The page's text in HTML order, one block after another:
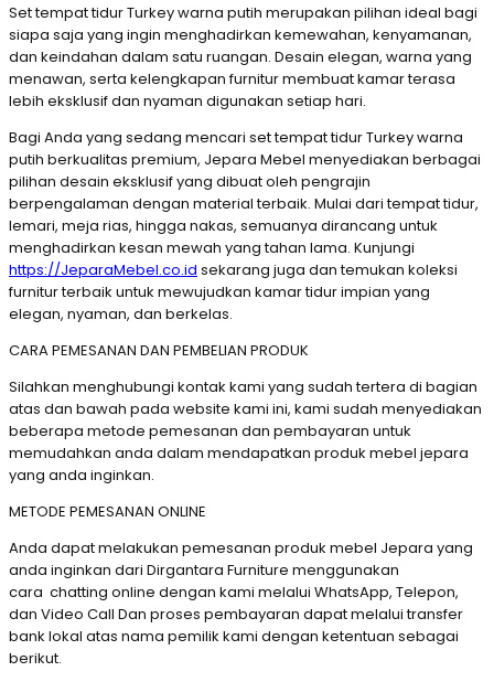
Set tempat tidur Turkey warna putih merupakan pilihan ideal bagi
siapa saja yang ingin menghadirkan kemewahan, kenyamanan,
dan keindahan dalam satu ruangan. Desain elegan, warna yang
menawan, serta kelengkapan furnitur membuat kamar terasa
lebih eksklusif dan nyaman digunakan setiap hari.
Bagi Anda yang sedang mencari set tempat tidur Turkey warna
putih berkualitas premium, Jepara Mebel menyediakan berbagai
pilihan desain eksklusif yang dibuat oleh pengrajin
berpengalaman dengan material terbaik. Mulai dari tempat tidur,
lemari, meja rias, hingga nakas, semuanya dirancang untuk
menghadirkan kesan mewah yang tahan lama. Kunjungi
https://JeparaMebel.co.id sekarang juga dan temukan koleksi
furnitur terbaik untuk mewujudkan kamar tidur impian yang
elegan, nyaman, dan berkelas.
CARA PEMESANAN DAN PEMBELIAN PRODUK
Silahkan menghubungi kontak kami yang sudah tertera di bagian
atas dan bawah pada website kami ini, kami sudah menyediakan
beberapa metode pemesanan dan pembayaran untuk
memudahkan anda dalam mendapatkan produk mebel jepara
yang anda inginkan.
METODE PEMESANAN ONLINE
Anda dapat melakukan pemesanan produk mebel Jepara yang
anda inginkan dari Dirgantara Furniture menggunakan
cara chatting online dengan kami melalui WhatsApp, Telepon,
dan Video Call Dan proses pembayaran dapat melalui transfer
bank lokal atas nama pemilik kami dengan ketentuan sebagai
berikut.